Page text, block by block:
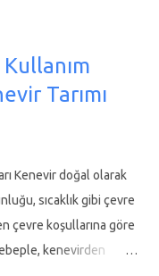
ip üretmek amacıyla
Bakanının da
kenevir,
ilk yıllar adından
edildi. Ancak
yetersizliği
Tarımı
Kenevir doğal olarak
sıcaklık gibi çevre
çevre koşullarına göre
kenevirden